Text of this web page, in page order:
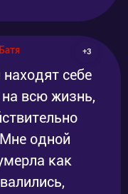
+3
себе
на всю жизнь,
одной
как